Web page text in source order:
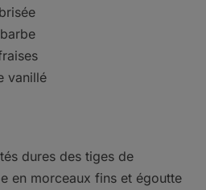
vanillé
dures des tiges de
en morceaux fins et égoutte